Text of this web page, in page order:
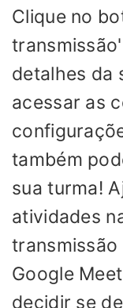
Clique no
detalhes da
acessar as
também
sua turma!
atividades
transmissão
Google
decidir se